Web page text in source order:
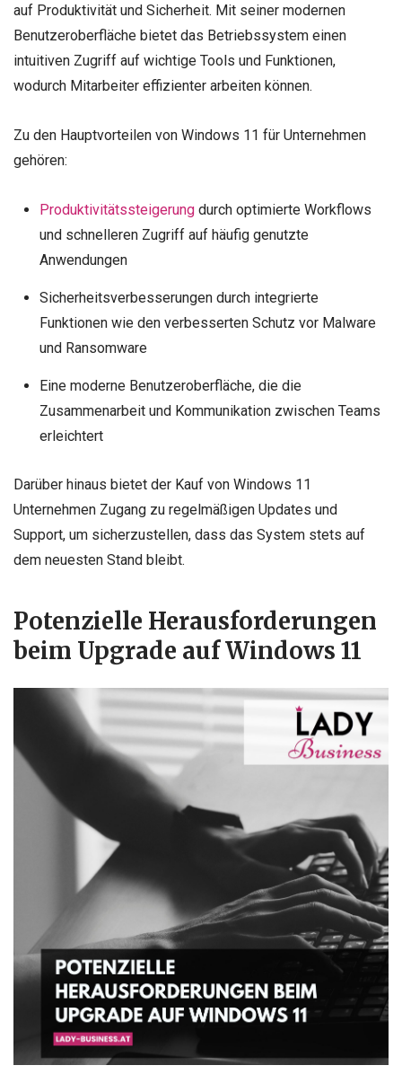
auf Produktivität und Sicherheit. Mit seiner modernen
Benutzeroberfläche bietet das Betriebssystem einen
intuitiven Zugriff auf wichtige Tools und Funktionen,
wodurch Mitarbeiter effizienter arbeiten können.
Zu den Hauptvorteilen von Windows 11 für Unternehmen
gehören:
Produktivitätssteigerungdurch optimierte Workflows
und schnelleren Zugriff auf häufig genutzte
Anwendungen
Sicherheitsverbesserungen durch integrierte
Funktionen wie den verbesserten Schutz vor Malware
und Ransomware
Eine moderne Benutzeroberfläche, die die
Zusammenarbeit und Kommunikation zwischen Teams
erleichtert
Darüber hinaus bietet der Kauf von Windows 11
Unternehmen Zugang zu regelmäßigen Updates und
Support, um sicherzustellen, dass das System stets auf
dem neuesten Stand bleibt.
Potenzielle Herausforderungen
beim Upgrade auf Windows 11